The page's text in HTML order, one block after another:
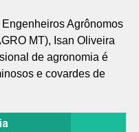
Agrônomos
MT), Isan Oliveira
de agronomia é
e covardes de